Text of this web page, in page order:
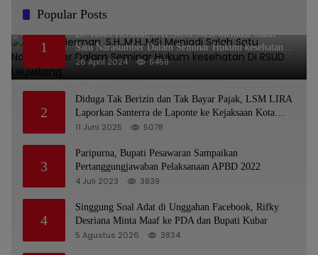
Popular Posts
1
Dr. KMS Herman, S.H.,M.H.,MSi Menjadi Salah
Satu Narasumber Dalam Seminar Hukum kesehatan
Di RSUD Leuwiliang
26 April 2024 5459
2
Diduga Tak Berizin dan Tak Bayar Pajak, LSM LIRA
Laporkan Santerra de Laponte ke Kejaksaan Kota
Batu
11 Juni 2025 5078
3
Paripurna, Bupati Pesawaran Sampaikan
Pertanggungjawaban Pelaksanaan APBD 2022
4 Juli 2023 3839
4
Singgung Soal Adat di Unggahan Facebook, Rifky
Desriana Minta Maaf ke PDA dan Bupati Kubar
5 Agustus 2026 3834